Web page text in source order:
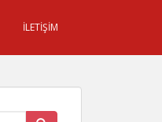
İLETIŞIM